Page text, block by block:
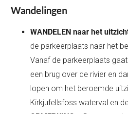
Wandelingen
WANDELEN naar het
de parkeerplaats naar het
Vanaf de parkeerplaats
een brug over de rivier en
lopen om het beroemde
Kirkjufellsfoss waterval en